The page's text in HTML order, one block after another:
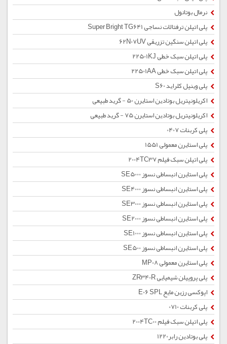
نرمال بوتانول
پلی اتیلن ترفتالات نساجی Super Bright TG641
پلی اتیلن سنگین تزریقی 62N07UV
پلی اتیلن سبک خطی 22501KJ
پلی اتیلن سبک خطی 22501AA
پلی وینیل کلراید S60
اکریلونیتریل بوتادین استایرن 50 - گرید طبیعی
اکریلونیتریل بوتادین استایرن 75 - گرید طبیعی
پلی کربنات 0407
پلی استایرن معمولی 1551
پلی اتیلن سبک فیلم 2004TC37
پلی استایرن انبساطی نسوز SE5000
پلی استایرن انبساطی نسوز SE4000
پلی استایرن انبساطی نسوز SE3000
پلی استایرن انبساطی نسوز SE2000
پلی استایرن انبساطی نسوز SE1000
پلی استایرن انبساطی نسوز SE500
پلی استایرن معمولی MP08
پلی پروپیلن شیمیایی ZR340R
اپوکسی رزین مایع E06 SPL
پلی کربنات 0710
پلی اتیلن سبک فیلم 2004TC00
پلی بوتادین رابر1220